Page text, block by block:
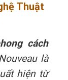
Thuật
cách
là
hiện từ